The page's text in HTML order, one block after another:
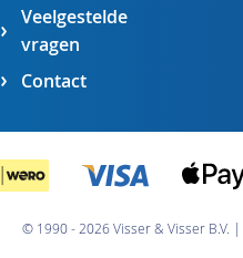
Veelgestelde
vragen
Contact
© 1990 - 2026 Visser & Visser B.V.